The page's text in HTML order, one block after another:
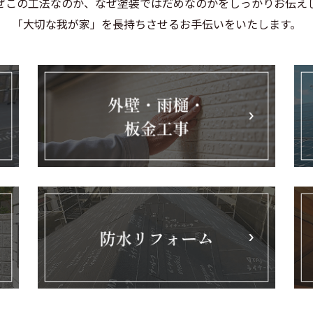
「大切な我が家」を長持ちさせるお手伝いをいたします。